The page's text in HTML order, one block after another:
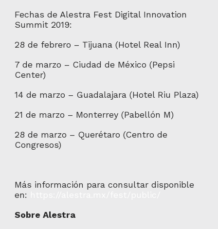
Fechas de Alestra Fest Digital Innovation
Summit 2019:
28 de febrero – Tijuana (Hotel Real Inn)
7 de marzo – Ciudad de México (Pepsi
Center)
14 de marzo – Guadalajara (Hotel Riu Plaza)
21 de marzo – Monterrey (Pabellón M)
28 de marzo – Querétaro (Centro de
Congresos)
Más información para consultar disponible
en:
Sobre Alestra